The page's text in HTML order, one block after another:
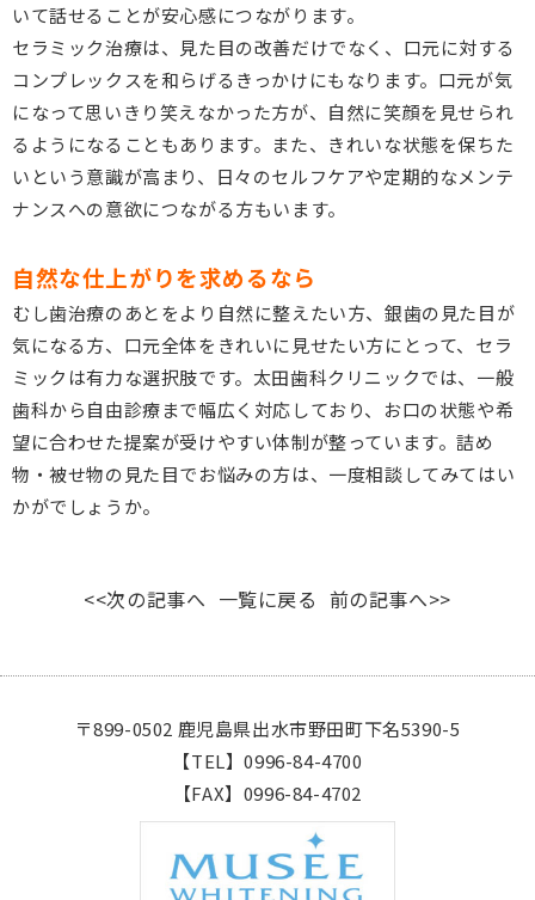
いて話せることが安心感につながります。
セラミック治療は、見た目の改善だけでなく、口元に対する
コンプレックスを和らげるきっかけにもなります。口元が気
になって思いきり笑えなかった方が、自然に笑顔を見せられ
るようになることもあります。また、きれいな状態を保ちた
いという意識が高まり、日々のセルフケアや定期的なメンテ
ナンスへの意欲につながる方もいます。
自然な仕上がりを求めるなら
むし歯治療のあとをより自然に整えたい方、銀歯の見た目が
気になる方、口元全体をきれいに見せたい方にとって、セラ
ミックは有力な選択肢です。太田歯科クリニックでは、一般
歯科から自由診療まで幅広く対応しており、お口の状態や希
望に合わせた提案が受けやすい体制が整っています。詰め
物・被せ物の見た目でお悩みの方は、一度相談してみてはい
かがでしょうか。
<<次の記事へ 一覧に戻る 前の記事へ>>
〒899-0502 鹿児島県出水市野田町下名5390-5
【TEL】0996-84-4700
【FAX】0996-84-4702